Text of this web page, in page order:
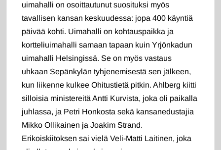
uimahalli on osoittautunut suosituksi myös
tavallisen kansan keskuudessa: jopa 400 käyntiä
päivää kohti. Uimahalli on kohtauspaikka ja
kortteliuimahalli samaan tapaan kuin Yrjönkadun
uimahalli Helsingissä. Se on myös vastaus
uhkaan Sepänkylän tyhjenemisestä sen jälkeen,
kun liikenne kulkee Ohitustietä pitkin. Ahlberg kiitti
silloisia ministereitä Antti Kurvista, joka oli paikalla
juhlassa, ja Petri Honkosta sekä kansanedustajia
Mikko Ollikainen ja Joakim Strand.
Erikoiskiitoksen sai vielä Veli-Matti Laitinen, joka